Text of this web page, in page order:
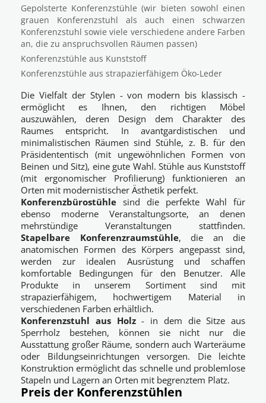
Gepolsterte Konferenzstühle (wir bieten sowohl einen
grauen Konferenzstuhl als auch einen schwarzen
Konferenzstuhl sowie viele verschiedene andere Farben
an, die zu anspruchsvollen Räumen passen)
Konferenzstühle aus Kunststoff
Konferenzstühle aus strapazierfähigem Öko-Leder
Die Vielfalt der Stylen - von modern bis klassisch -
ermöglicht es Ihnen, den richtigen Möbel
auszuwählen, deren Design dem Charakter des
Raumes entspricht. In avantgardistischen und
minimalistischen Räumen sind Stühle, z. B. für den
Präsidententisch (mit ungewöhnlichen Formen von
Beinen und Sitz), eine gute Wahl. Stühle aus Kunststoff
(mit ergonomischer Profilierung) funktionieren an
Orten mit modernistischer Ästhetik perfekt.
Konferenzbürostühle sind die perfekte Wahl für
ebenso moderne Veranstaltungsorte, an denen
mehrstündige Veranstaltungen stattfinden.
Stapelbare Konferenzraumstühle, die an die
anatomischen Formen des Körpers angepasst sind,
werden zur idealen Ausrüstung und schaffen
komfortable Bedingungen für den Benutzer. Alle
Produkte in unserem Sortiment sind mit
strapazierfähigem, hochwertigem Material in
verschiedenen Farben erhältlich.
Konferenzstuhl aus Holz- in dem die Sitze aus
Sperrholz bestehen, können sie nicht nur die
Ausstattung großer Räume, sondern auch Warteräume
oder Bildungseinrichtungen versorgen. Die leichte
Konstruktion ermöglicht das schnelle und problemlose
Stapeln und Lagern an Orten mit begrenztem Platz.
Preis der Konferenzstühlen